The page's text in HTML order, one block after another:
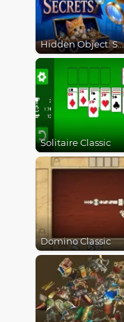
Hidden Object: Street Of Secrets
Solitaire Classic
Domino Classic